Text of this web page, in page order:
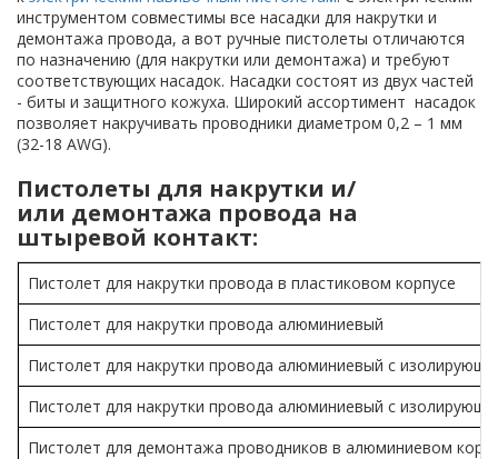
инструментом совместимы все насадки для накрутки и
демонтажа провода, а вот ручные пистолеты отличаются
по назначению (для накрутки или демонтажа) и требуют
соответствующих насадок. Насадки состоят из двух частей
- биты и защитного кожуха. Широкий ассортимент насадок
позволяет накручивать проводники диаметром 0,2 – 1 мм
(32-18 AWG).
Пистолеты для накрутки и/
или демонтажа провода на
штыревой контакт:
Пистолет для накрутки провода в пластиковом корпусе
Пистолет для накрутки провода алюминиевый
Пистолет для накрутки провода алюминиевый с
Пистолет для накрутки провода алюминиевый с
Пистолет для демонтажа проводников в алюминиевом